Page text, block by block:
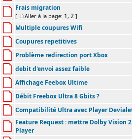
Frais migration
[ Aller à la page: 1 , 2 ]
Multiple coupures Wifi
Coupures repetitives
Problème redirection port Xbox
debit d'envoi assez faible
Affichage Feebox Ultime
Débit Freebox Ultra 8 Gbits ?
Compatibilité Ultra avec Player
Feature Request : mettre Dolby Vision
Player